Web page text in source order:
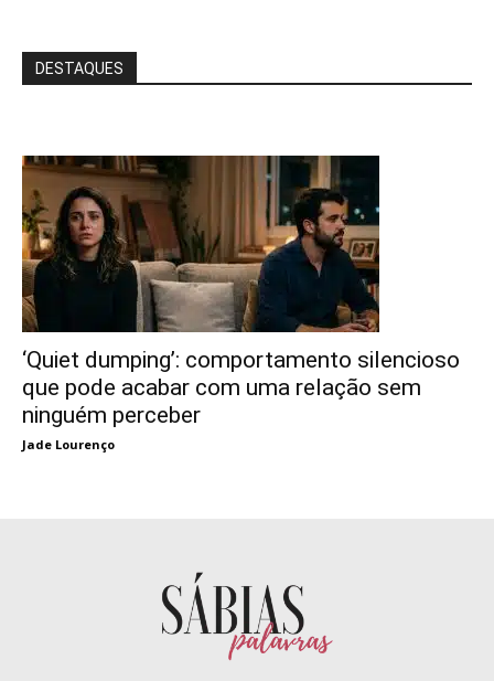
DESTAQUES
‘Quiet dumping’: comportamento silencioso
que pode acabar com uma relação sem
ninguém perceber
Jade Lourenço